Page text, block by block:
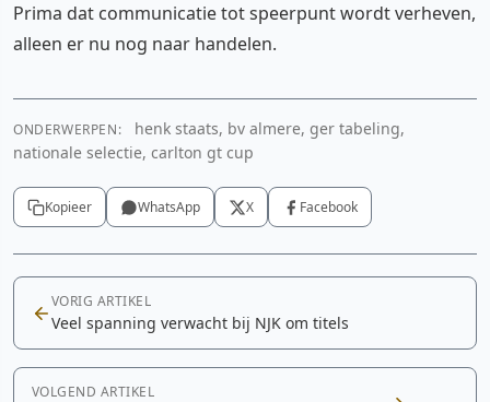
Prima dat communicatie tot speerpunt wordt verheven,
alleen er nu nog naar handelen.
ONDERWERPEN:
henk staats, bv almere, ger tabeling,
nationale selectie, carlton gt cup
Kopieer WhatsApp X Facebook
VORIG ARTIKEL
Veel spanning verwacht bij NJK om titels
VOLGEND ARTIKEL